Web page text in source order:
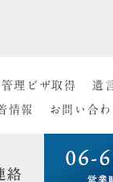
理ビザ取得 遺
情報 お問い合わ